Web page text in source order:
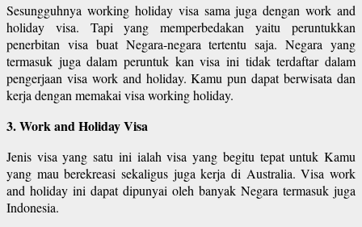
Sesungguhnya working holiday visa sama juga dengan work and
holiday visa. Tapi yang memperbedakan yaitu peruntukkan
penerbitan visa buat Negara-negara tertentu saja. Negara yang
termasuk juga dalam peruntuk kan visa ini tidak terdaftar dalam
pengerjaan visa work and holiday. Kamu pun dapat berwisata dan
kerja dengan memakai visa working holiday.
3. Work and Holiday Visa
Jenis visa yang satu ini ialah visa yang begitu tepat untuk Kamu
yang mau berekreasi sekaligus juga kerja di Australia. Visa work
and holiday ini dapat dipunyai oleh banyak Negara termasuk juga
Indonesia.